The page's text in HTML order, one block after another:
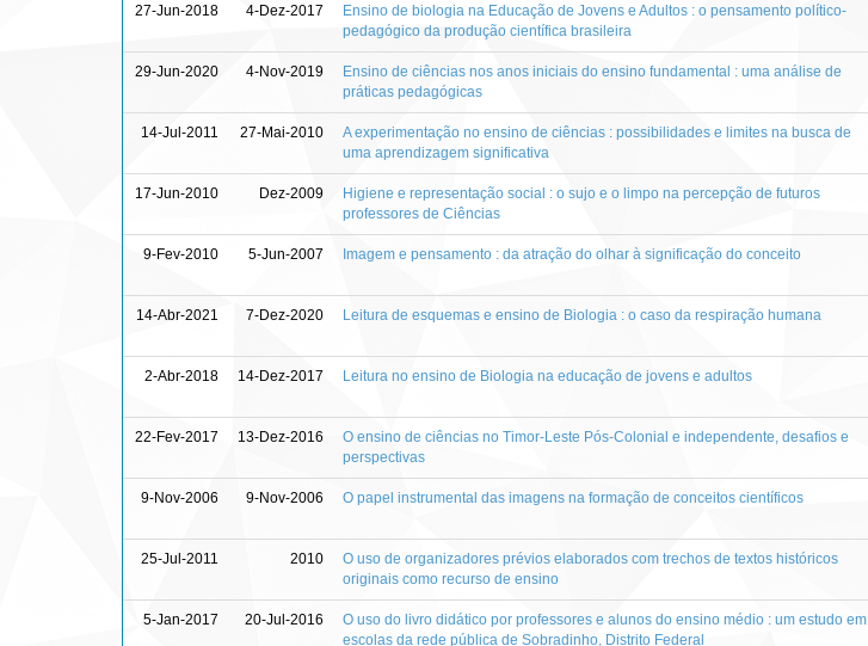
27-Jun-2018 4-Dez-2017
Ensino de biologia na Educação de Jovens e Adultos : o pensamento político-
pedagógico da produção científica brasileira
29-Jun-2020 4-Nov-2019
Ensino de ciências nos anos iniciais do ensino fundamental : uma análise de
práticas pedagógicas
14-Jul-2011 27-Mai-2010
A experimentação no ensino de ciências : possibilidades e limites na busca de
uma aprendizagem significativa
17-Jun-2010 Dez-2009
Higiene e representação social : o sujo e o limpo na percepção de futuros
professores de Ciências
9-Fev-2010 5-Jun-2007 Imagem e pensamento : da atração do olhar à significação do conceito
14-Abr-2021 7-Dez-2020 Leitura de esquemas e ensino de Biologia : o caso da respiração humana
2-Abr-2018 14-Dez-2017 Leitura no ensino de Biologia na educação de jovens e adultos
22-Fev-2017 13-Dez-2016
O ensino de ciências no Timor-Leste Pós-Colonial e independente, desafios e
perspectivas
9-Nov-2006 9-Nov-2006 O papel instrumental das imagens na formação de conceitos científicos
25-Jul-2011 2010
O uso de organizadores prévios elaborados com trechos de textos históricos
originais como recurso de ensino
5-Jan-2017 20-Jul-2016
O uso do livro didático por professores e alunos do ensino médio : um estudo em
escolas da rede pública de Sobradinho, Distrito Federal